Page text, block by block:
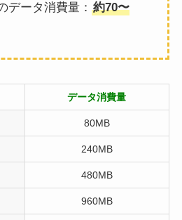
データ消費量：約70〜
データ消費量
80MB
240MB
480MB
960MB